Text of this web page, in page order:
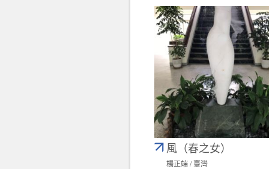
風（春之女）
楊正端 / 臺灣